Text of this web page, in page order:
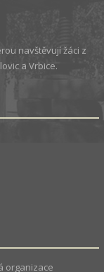
navštěvují žáci z
a Vrbice.
organizace